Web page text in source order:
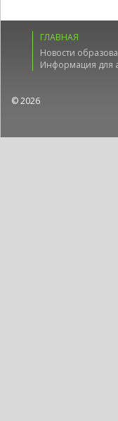
ГЛАВНАЯ
Новости
Информация для
© 2026